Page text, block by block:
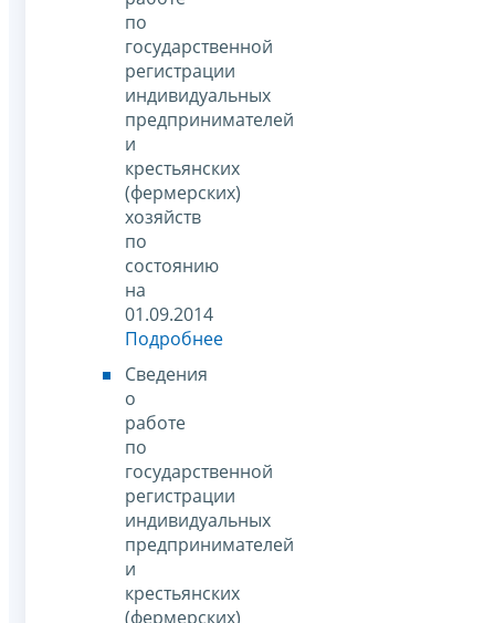
по
государственной
регистрации
индивидуальных
предпринимателей
и
крестьянских
(фермерских)
хозяйств
по
состоянию
на
01.09.2014
Подробнее
Сведения
о
работе
по
государственной
регистрации
индивидуальных
предпринимателей
и
крестьянских
(фермерских)